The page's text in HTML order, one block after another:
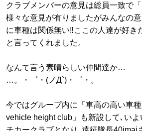
クラブメンバーの意見は総員一致で「
様々な意見が有りましたがみんなの
に車種は関係無い‼︎ここの人達が好き
と言ってくれました。
なんて言う素晴らしい仲間達か…
…。・゜・(ノД`)・゜・。
今ではグループ内に「車高の高い車
vehicle height club」も新設して､い